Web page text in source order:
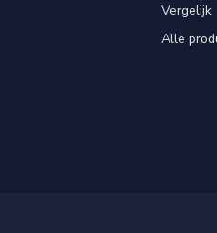
Vergelijk
Alle